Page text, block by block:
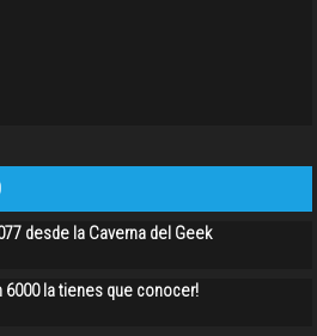
desde la Caverna del Geek
6000 la tienes que conocer!